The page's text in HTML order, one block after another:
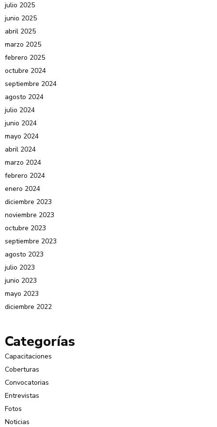
julio 2025
junio 2025
abril 2025
marzo 2025
febrero 2025
octubre 2024
septiembre 2024
agosto 2024
julio 2024
junio 2024
mayo 2024
abril 2024
marzo 2024
febrero 2024
enero 2024
diciembre 2023
noviembre 2023
octubre 2023
septiembre 2023
agosto 2023
julio 2023
junio 2023
mayo 2023
diciembre 2022
Categorías
Capacitaciones
Coberturas
Convocatorias
Entrevistas
Fotos
Noticias